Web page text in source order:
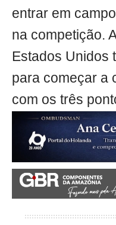
entrar em
na competição.
Estados Unidos
para começar a
com os três